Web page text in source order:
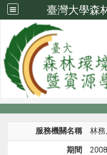
臺灣大學森
系所成員
系所成員
服務機關名稱 林
期間